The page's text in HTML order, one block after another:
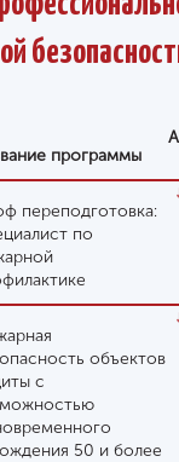
программы
переподготовка:
по
объектов
с
50 и более